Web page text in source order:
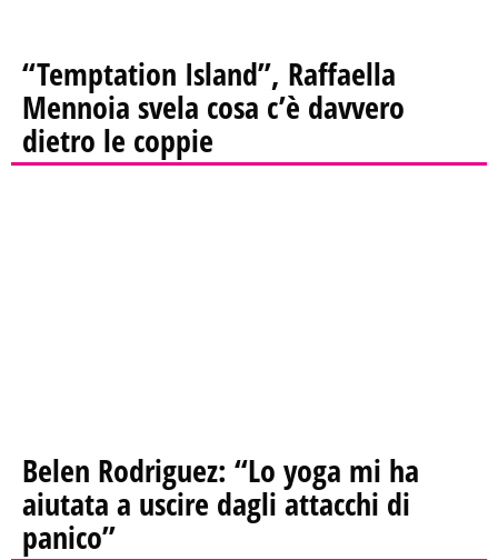
“Temptation Island”, Raffaella
Mennoia svela cosa c’è davvero
dietro le coppie
Belen Rodriguez: “Lo yoga mi ha
aiutata a uscire dagli attacchi di
panico”